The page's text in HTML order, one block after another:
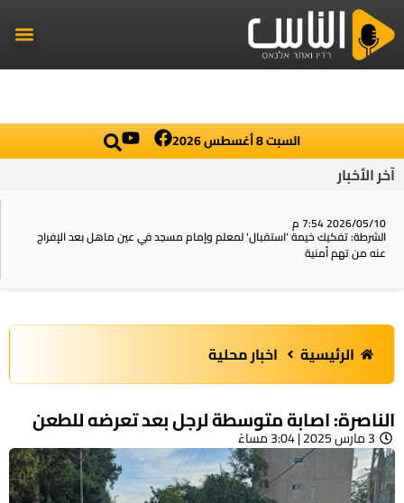
السبت 8 أغسطس 2026
آخر الأخبار
2026/05/10 7:54 م
الشرطة: تفكيك خيمة ‘استقبال‘ لمعلم وإمام مسجد في عين ماهل بعد الإفراج
عنه من تهم أمنية
الرئيسية اخبار محلية
الناصرة: اصابة متوسطة لرجل بعد تعرضه للطعن
3 مارس 2025 | 3:04 مساءً